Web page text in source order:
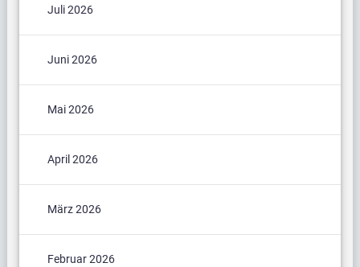
Juli 2026
Juni 2026
Mai 2026
April 2026
März 2026
Februar 2026